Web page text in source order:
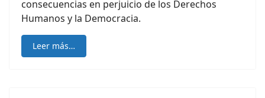
consecuencias en perjuicio de los Derechos
Humanos y la Democracia.
Leer más…